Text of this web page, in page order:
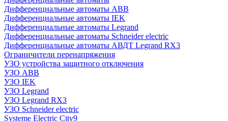
Дифференциальные автоматы ABB
Дифференциальные автоматы IEK
Дифференциальные автоматы Legrand
Дифференциальные автоматы Schneider electric
Дифференциальные автоматы АВДТ Legrand RX3
Ограничители перенапряжения
УЗО устройства защитного отключения
УЗО ABB
УЗО IEK
УЗО Legrand
УЗО Legrand RX3
УЗО Schneider electric
Systeme Electric City9